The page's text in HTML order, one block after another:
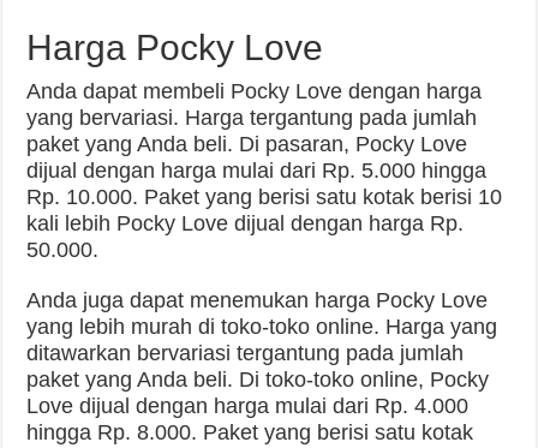
Harga Pocky Love
Anda dapat membeli Pocky Love dengan harga
yang bervariasi. Harga tergantung pada jumlah
paket yang Anda beli. Di pasaran, Pocky Love
dijual dengan harga mulai dari Rp. 5.000 hingga
Rp. 10.000. Paket yang berisi satu kotak berisi 10
kali lebih Pocky Love dijual dengan harga Rp.
50.000.
Anda juga dapat menemukan harga Pocky Love
yang lebih murah di toko-toko online. Harga yang
ditawarkan bervariasi tergantung pada jumlah
paket yang Anda beli. Di toko-toko online, Pocky
Love dijual dengan harga mulai dari Rp. 4.000
hingga Rp. 8.000. Paket yang berisi satu kotak